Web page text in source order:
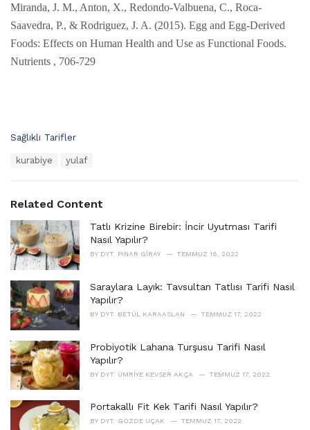
Miranda, J. M., Anton, X., Redondo-Valbuena, C., Roca-
Saavedra, P., & Rodriguez, J. A. (2015). Egg and Egg-Derived
Foods: Effects on Human Health and Use as Functional Foods.
Nutrients , 706-729
C
o
r
i
e
s
:
Sağlıklı Tarifler
:
kurabiye yulaf
Related Content
Tatlı Krizine Birebir: İncir Uyutması Tarifi
Nasıl Yapılır?
BY DYT. PINAR GIRAY TEMMUZ 16, 2022
Saraylara Layık: Tavsultan Tatlısı Tarifi Nasıl
Yapılır?
BY DYT. BETÜL KARAASLAN TEMMUZ 17, 2022
Probiyotik Lahana Turşusu Tarifi Nasıl
Yapılır?
BY DYT. ÜMRIYE KEVSER AKÇA TEMMUZ 17, 2022
Portakallı Fit Kek Tarifi Nasıl Yapılır?
BY DYT. GÖZDE UÇAK TEMMUZ 17, 2022